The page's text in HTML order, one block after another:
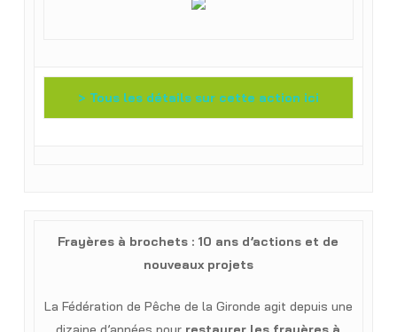
> Tous les détails sur cette action ici
Frayères à brochets : 10 ans d’actions et de
nouveaux projets
La Fédération de Pêche de la Gironde agit depuis une